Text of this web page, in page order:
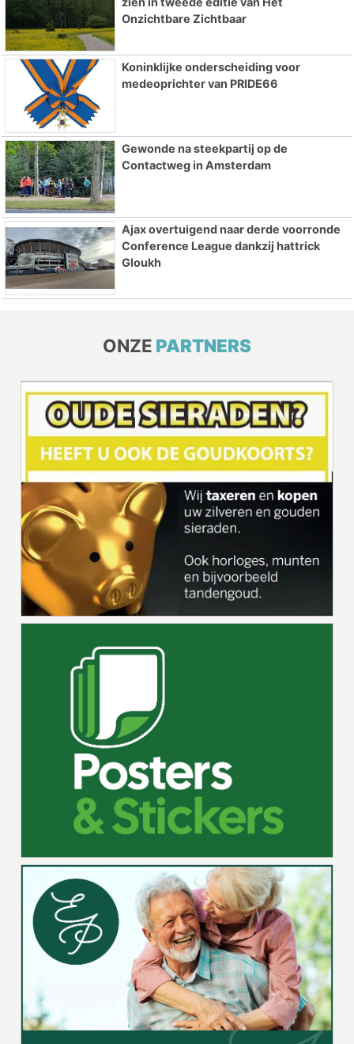
Onzichtbare Zichtbaar
Koninklijke onderscheiding voor
medeoprichter van PRIDE66
Gewonde na steekpartij op de
Contactweg in Amsterdam
Ajax overtuigend naar derde voorronde
Conference League dankzij hattrick
Gloukh
ONZE PARTNERS